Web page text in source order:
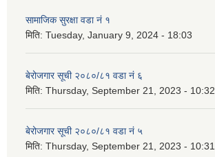
सामाजिक सुरक्षा वडा नं १
मिति: Tuesday, January 9, 2024 - 18:03
बेरोजगार सूची २०८०/८१ वडा नं ६
मिति: Thursday, September 21, 2023 - 10:32
बेरोजगार सूची २०८०/८१ वडा नं ५
मिति: Thursday, September 21, 2023 - 10:31